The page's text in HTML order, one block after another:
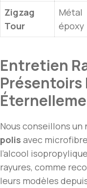
Zigzag
Tour
Métal
époxy
Entretien
Présentoirs
Nous conseillons un
polis avec
l’alcool
rayures, comme
leurs modèles